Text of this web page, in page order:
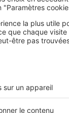
la demande ?
les
acquéreurs
va se
aux prix
leurs